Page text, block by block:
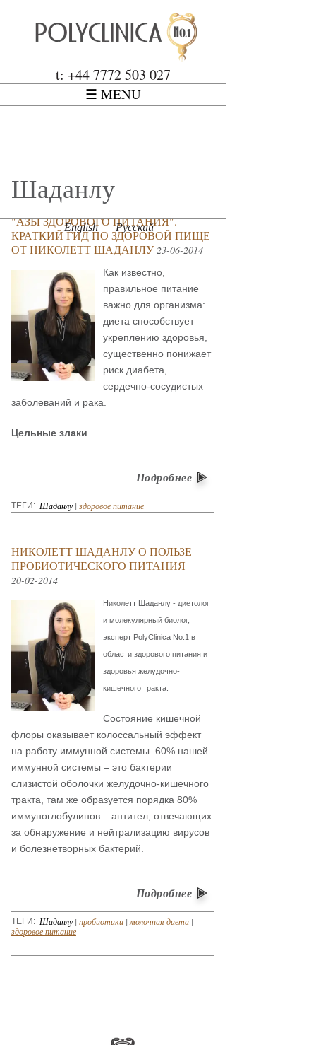
Polyclinica
t: +44 7772 503 027
English Русский
Шаданлу
"АЗЫ ЗДОРОВОГО ПИТАНИЯ".
КРАТКИЙ ГИД ПО ЗДОРОВОЙ ПИЩЕ
ОТ НИКОЛЕТТ ШАДАНЛУ 23-06-2014
Как известно,
правильное питание
важно для организма:
диета способствует
укреплению здоровья,
существенно понижает
риск диабета,
сердечно-сосудистых
заболеваний и рака.
Цельные злаки
Подробнее
ТЕГИ: Шаданлу| здоровое питание
НИКОЛЕТТ ШАДАНЛУ О ПОЛЬЗЕ
ПРОБИОТИЧЕСКОГО ПИТАНИЯ
20-02-2014
Николетт Шаданлу - диетолог
и молекулярный биолог,
эксперт PolyClinica No.1 в
области здорового питания и
здоровья желудочно-
кишечного тракта.
Состояние кишечной
флоры оказывает колоссальный эффект
на работу иммунной системы. 60% нашей
иммунной системы – это бактерии
слизистой оболочки желудочно-кишечного
тракта, там же образуется порядка 80%
иммуноглобулинов – антител, отвечающих
за обнаружение и нейтрализацию вирусов
и болезнетворных бактерий.
Подробнее
ТЕГИ: Шаданлу| пробиотики | молочная диета |
здоровое питание